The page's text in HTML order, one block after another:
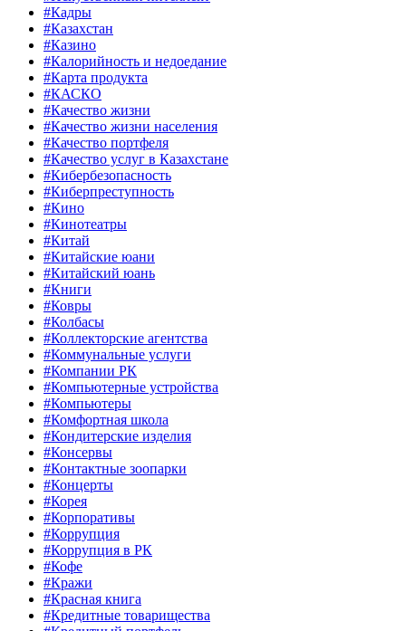
#Кадры
#Казахстан
#Казино
#Калорийность и недоедание
#Карта продукта
#КАСКО
#Качество жизни
#Качество жизни населения
#Качество портфеля
#Качество услуг в Казахстане
#Кибербезопасность
#Киберпреступность
#Кино
#Кинотеатры
#Китай
#Китайские юани
#Китайский юань
#Книги
#Ковры
#Колбасы
#Коллекторские агентства
#Коммунальные услуги
#Компании РК
#Компьютерные устройства
#Компьютеры
#Комфортная школа
#Кондитерские изделия
#Консервы
#Контактные зоопарки
#Концерты
#Корея
#Корпоративы
#Коррупция
#Коррупция в РК
#Кофе
#Кражи
#Красная книга
#Кредитные товарищества